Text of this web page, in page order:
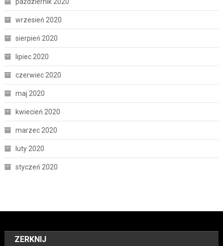
październik 2020
wrzesień 2020
sierpień 2020
lipiec 2020
czerwiec 2020
maj 2020
kwiecień 2020
marzec 2020
luty 2020
styczeń 2020
ZERKNIJ